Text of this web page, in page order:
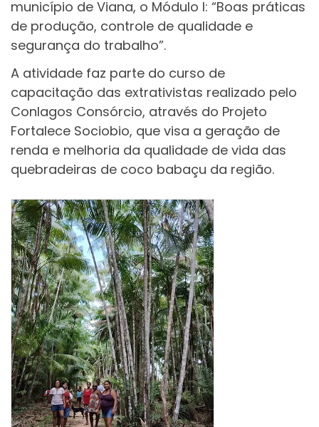
município de Viana, o Módulo I: “Boas práticas
de produção, controle de qualidade e
segurança do trabalho”.
A atividade faz parte do curso de
capacitação das extrativistas realizado pelo
Conlagos Consórcio, através do Projeto
Fortalece Sociobio, que visa a geração de
renda e melhoria da qualidade de vida das
quebradeiras de coco babaçu da região.